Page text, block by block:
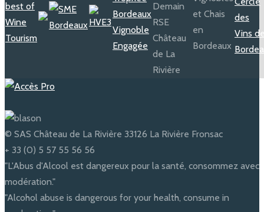
© SAS Château de La Rivière 33126 La Rivière Fronsac
+ 33 (0) 5 57 55 56 56
"L'Abus d'Alcool est dangereux pour la santé, consommez avec
modération."
"Alcohol abuse is dangerous for your health, consume in